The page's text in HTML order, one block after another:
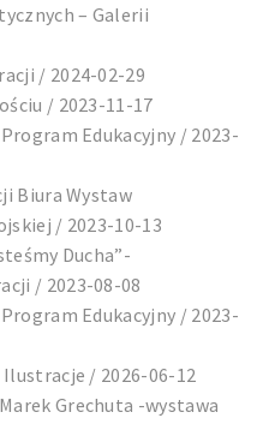
– Galerii
/ 2024-02-29
/ 2023-11-17
Edukacyjny / 2023-
Biura Wystaw
/ 2023-10-13
Ducha”-
/ 2023-08-08
Edukacyjny / 2023-
/ 2026-06-12
Grechuta -wystawa